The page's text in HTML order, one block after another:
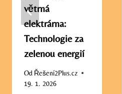
větrná
elektrárna:
Technologie za
zelenou energií
Od Řešení2Plus.cz
19. 1. 2026